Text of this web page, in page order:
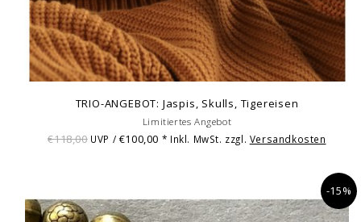
TRIO-ANGEBOT: Jaspis, Skulls, Tigereisen
Limitiertes Angebot
€118,00 UVP / €100,00 * Inkl. MwSt. zzgl. Versandkosten
-15%